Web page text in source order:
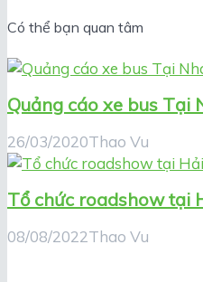
Có thể bạn quan tâm
Quảng cáo xe bus Tại
26/03/2020Thao Vu
Tổ chức roadshow tại
08/08/2022Thao Vu